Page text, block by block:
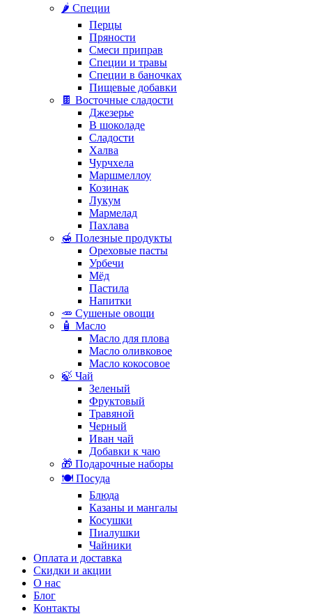
🌶️ Специи
Перцы
Пряности
Смеси приправ
Специи и травы
Специи в баночках
Пищевые добавки
🍫 Восточные сладости
Джезерье
В шоколаде
Сладости
Халва
Чурчхела
Маршмеллоу
Козинак
Лукум
Мармелад
Пахлава
🍯 Полезные продукты
Ореховые пасты
Урбечи
Мёд
Пастила
Напитки
🥕 Сушеные овощи
🧴 Масло
Масло для плова
Масло оливковое
Масло кокосовое
🍃 Чай
Зеленый
Фруктовый
Травяной
Черный
Иван чай
Добавки к чаю
🎁 Подарочные наборы
🍽️ Посуда
Блюда
Казаны и мангалы
Косушки
Пиалушки
Чайники
Оплата и доставка
Скидки и акции
О нас
Блог
Контакты